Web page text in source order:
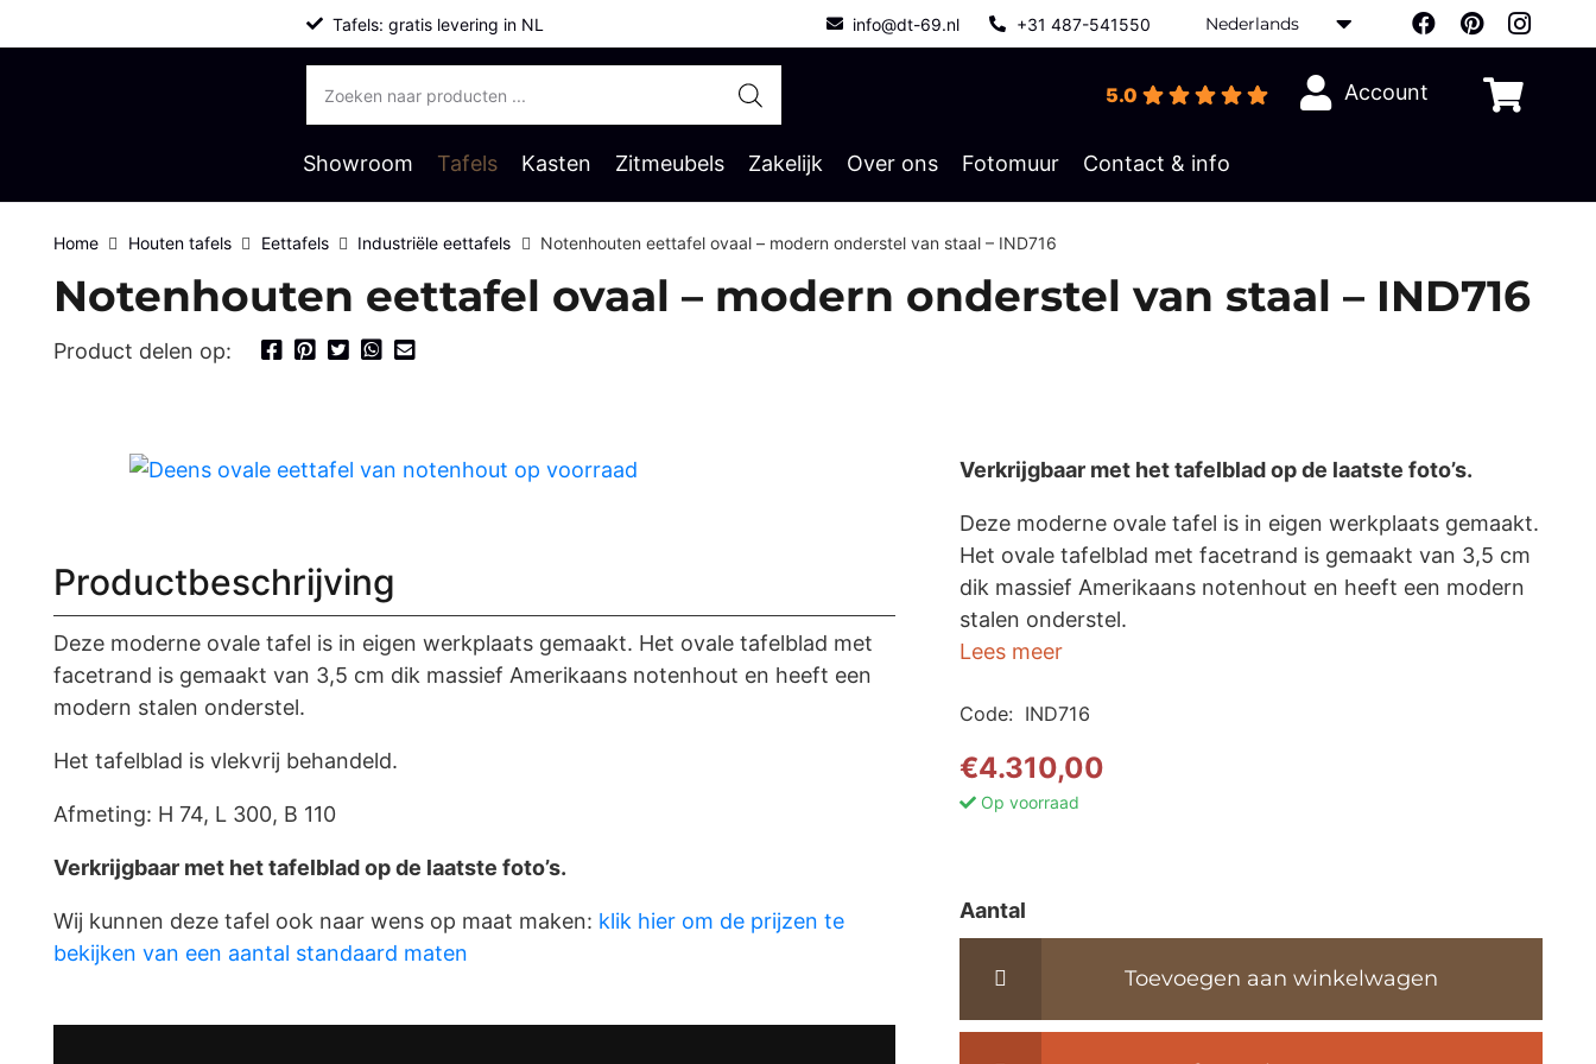
Tafels: gratis levering in NL info@dt-69.nl +31 487-541550 Nederlands
zoeken
5.0 Account
Showroom Tafels Kasten Zitmeubels Zakelijk Over ons Fotomuur Contact & info
Home Houten tafels Eettafels Industriële eettafels Notenhouten eettafel ovaal – modern onderstel van staal – IND716
Notenhouten eettafel ovaal – modern onderstel van staal – IND716
Product delen op:
Productbeschrijving
Deze moderne ovale tafel is in eigen werkplaats gemaakt. Het ovale tafelblad met
facetrand is gemaakt van 3,5 cm dik massief Amerikaans notenhout en heeft een
modern stalen onderstel.
Het tafelblad is vlekvrij behandeld.
Afmeting: H 74, L 300, B 110
Verkrijgbaar met het tafelblad op de laatste foto’s.
Wij kunnen deze tafel ook naar wens op maat maken: klik hier om de prijzen te
bekijken van een aantal standaard maten
Verkrijgbaar met het tafelblad op de laatste foto’s.
Deze moderne ovale tafel is in eigen werkplaats gemaakt.
Het ovale tafelblad met facetrand is gemaakt van 3,5 cm
dik massief Amerikaans notenhout en heeft een modern
stalen onderstel.
Lees meer
Code: IND716
€4.310,00
Op voorraad
Aantal
-
Toevoegen aan winkelwagen